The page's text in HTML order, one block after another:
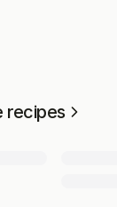
recipes